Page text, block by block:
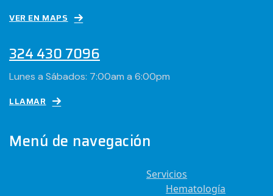
VER EN MAPS
324 430 7096
Lunes a Sábados: 7:00am a 6:00pm
LLAMAR
Menú de navegación
Servicios
Hematología